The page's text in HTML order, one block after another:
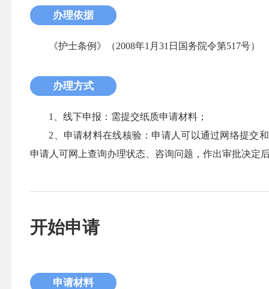
办理依据
《护士条例》（2008年1月31日国务院令第517号）
办理方式
1、线下申报：需提交纸质申请材料；
2、申请材料在线核验：申请人可以通过网络提交
申请人可网上查询办理状态、咨询问题，作出审批决定
开始申请
申请材料